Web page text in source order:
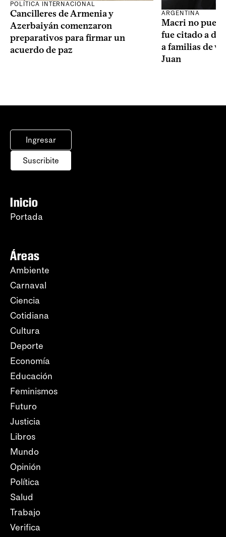
POLÍTICA INTERNACIONAL
Cancilleres de Armenia y
Azerbaiyán comenzaron
preparativos para firmar un
acuerdo de paz
ARGENTINA
Macri no
fue citado a
a familias de
Juan
Ingresar
Suscribite
Inicio
Portada
Áreas
Ambiente
Carnaval
Ciencia
Cotidiana
Cultura
Deporte
Economía
Educación
Feminismos
Futuro
Justicia
Libros
Mundo
Opinión
Política
Salud
Trabajo
Verifica